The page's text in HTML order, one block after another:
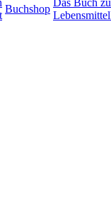
Buchshop
Das Buch zu